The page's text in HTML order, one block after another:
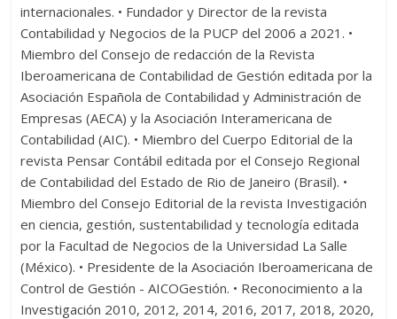
internacionales. • Fundador y Director de la revista
Contabilidad y Negocios de la PUCP del 2006 a 2021. •
Miembro del Consejo de redacción de la Revista
Iberoamericana de Contabilidad de Gestión editada por la
Asociación Española de Contabilidad y Administración de
Empresas (AECA) y la Asociación Interamericana de
Contabilidad (AIC). • Miembro del Cuerpo Editorial de la
revista Pensar Contábil editada por el Consejo Regional
de Contabilidad del Estado de Rio de Janeiro (Brasil). •
Miembro del Consejo Editorial de la revista Investigación
en ciencia, gestión, sustentabilidad y tecnología editada
por la Facultad de Negocios de la Universidad La Salle
(México). • Presidente de la Asociación Iberoamericana de
Control de Gestión - AICOGestión. • Reconocimiento a la
Investigación 2010, 2012, 2014, 2016, 2017, 2018, 2020,